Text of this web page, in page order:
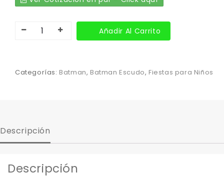
Añadir Al Carrito
Categorías: Batman, Batman Escudo, Fiestas para Niños
Descripción
Descripción